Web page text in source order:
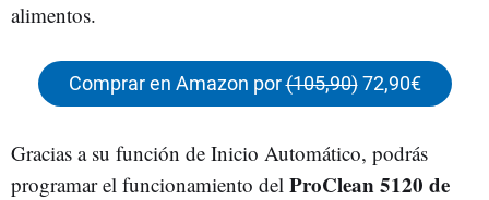
alimentos.
Comprar en Amazon por(105,90)72,90€
Gracias a su función de Inicio Automático, podrás
programar el funcionamiento del ProClean 5120 de